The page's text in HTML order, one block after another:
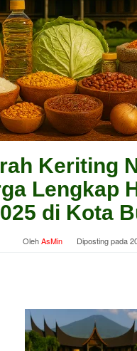
Keriting
Lengkap
di Kota
OlehAsMin Diposting pada